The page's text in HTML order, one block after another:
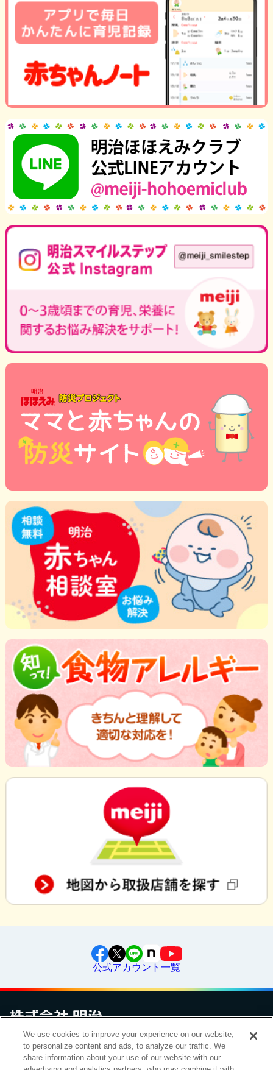
公式アカウント一覧
お問い合わせサイトマップ個人情報保護について電子公告
アクセシビリティへの対応方針ご利用規約明治グループのDX
Cookie Settings
We use cookies to improve your experience on our website,
to personalize content and ads, to analyze our traffic. We
share information about your use of our website with our